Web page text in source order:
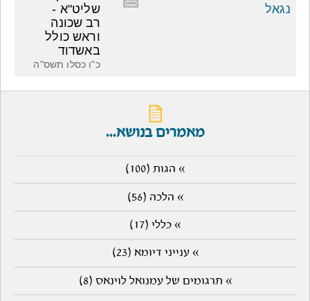
נגאל
שליט"א -
רב שכונה
וראש כולל
באשדוד
כ"ו כסלו תשס"ה
מאמרים בנושא...
» הגות (100)
» הלכה (56)
» כללי (17)
» ענייני דיומא (23)
» תרגומים של עמנואל לוינאס (8)